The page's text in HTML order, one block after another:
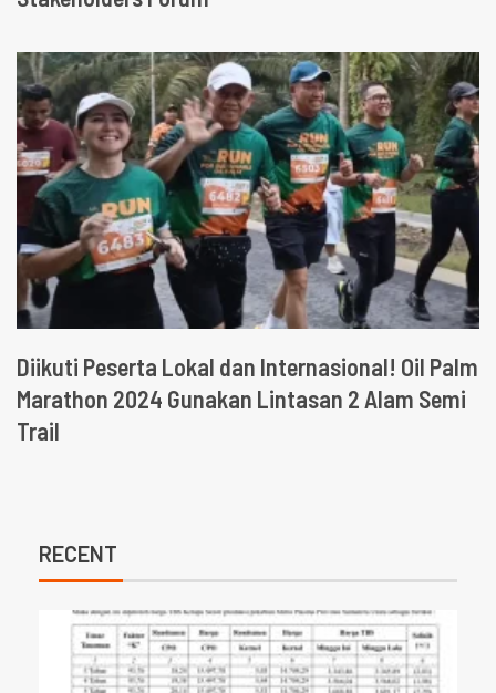
Diikuti Peserta Lokal dan Internasional! Oil Palm
Marathon 2024 Gunakan Lintasan 2 Alam Semi
Trail
RECENT